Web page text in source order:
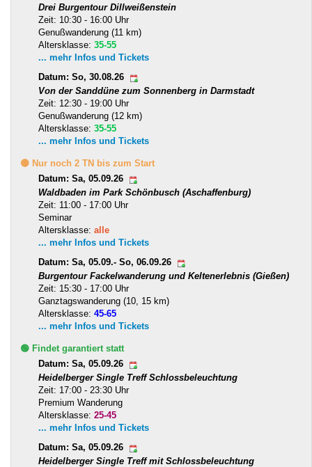
Drei Burgentour Dillweißenstein
Zeit: 10:30 - 16:00 Uhr
Genußwanderung (11 km)
Altersklasse: 35-55
... mehr Infos und Tickets
Datum: So, 30.08.26
Von der Sanddüne zum Sonnenberg in Darmstadt
Zeit: 12:30 - 19:00 Uhr
Genußwanderung (12 km)
Altersklasse: 35-55
... mehr Infos und Tickets
🟡 Nur noch 2 TN bis zum Start
Datum: Sa, 05.09.26
Waldbaden im Park Schönbusch (Aschaffenburg)
Zeit: 11:00 - 17:00 Uhr
Seminar
Altersklasse: alle
... mehr Infos und Tickets
Datum: Sa, 05.09.- So, 06.09.26
Burgentour Fackelwanderung und Keltenerlebnis (Gießen)
Zeit: 15:30 - 17:00 Uhr
Ganztagswanderung (10, 15 km)
Altersklasse: 45-65
... mehr Infos und Tickets
🟢 Findet garantiert statt
Datum: Sa, 05.09.26
Heidelberger Single Treff Schlossbeleuchtung
Zeit: 17:00 - 23:30 Uhr
Premium Wanderung
Altersklasse: 25-45
... mehr Infos und Tickets
Datum: Sa, 05.09.26
Heidelberger Single Treff mit Schlossbeleuchtung